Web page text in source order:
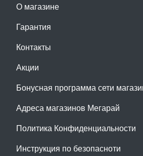
О магазине
Гарантия
Контакты
Акции
Бонусная программа сети
Адреса магазинов Мегарай
Политика Конфиденциальности
Инструкция по безопасноти